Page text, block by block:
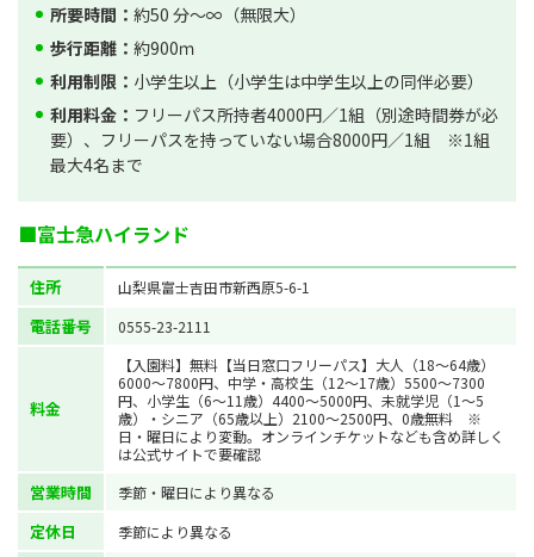
所要時間： 約50 分～∞（無限大）
歩行距離： 約900ｍ
利用制限： 小学生以上（小学生は中学生以上の同伴必要）
利用料金： フリーパス所持者4000円／1組（別途時間券が必
要）、フリーパスを持っていない場合8000円／1組 ※1組
最大4名まで
■富士急ハイランド
住所 山梨県富士吉田市新西原5-6-1
電話番号 0555-23-2111
料金
【入園料】無料【当日窓口フリーパス】大人（18～64歳）
6000～7800円、中学・高校生（12～17歳）5500～7300
円、小学生（6～11歳）4400～5000円、未就学児（1～5
歳）・シニア（65歳以上）2100～2500円、0歳無料 ※
日・曜日により変動。オンラインチケットなども含め詳しく
は公式サイトで要確認
営業時間 季節・曜日により異なる
定休日 季節により異なる